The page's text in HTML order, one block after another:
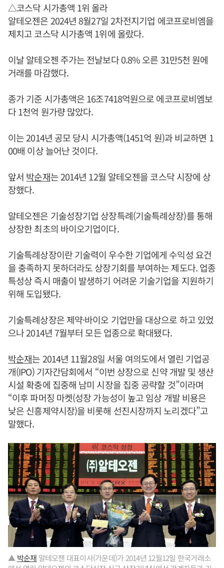
△코스닥 시가총액 1위 올라
알테오젠은 2024년 8월27일 2차전지기업 에코프로비엠을
제치고 코스닥 시가총액 1위에 올랐다.
이날 알테오젠 주가는 전날보다 0.8% 오른 31만5천 원에
거래를 마감했다.
종가 기준 시가총액은 16조7418억원으로 에코프로비엠보
다 1천억 원가량 많았다.
이는 2014년 공모 당시 시가총액(1451억 원)과 비교하면 1
00배 이상 늘어난 것이다.
앞서 박순재는 2014년 12월 알테오젠을 코스닥 시장에 상
장했다.
알테오젠은 기술성장기업 상장특례(기술특례상장)를 통해
상장한 최초의 바이오기업이다.
기술특례상장이란 기술력이 우수한 기업에게 수익성 요건
을 충족하지 못하더라도 상장기회를 부여하는 제도다. 업종
특성상 즉시 매출이 발생하기 어려운 기술기업을 지원하기
위해 도입됐다.
기술특례상장은 제약·바이오 기업만을 대상으로 하고 있었
으나 2014년 7월부터 모든 업종으로 확대됐다.
박순재는 2014년 11월28일 서울 여의도에서 열린 기업공
개(IPO) 기자간담회에서 “이번 상장으로 신약 개발 및 생산
시설 확충에 집중해 남미 시장을 집중 공략할 것”이라며
“이후 파머징 마켓(성장 가능성이 높고 임상 개발 비용은
낮은 신흥제약시장)을 비롯해 선진시장까지 노리겠다”고
말했다.
▲ 박순재 알테오젠 대표이사(가운데)가 2014년 12월12일 한국거래소